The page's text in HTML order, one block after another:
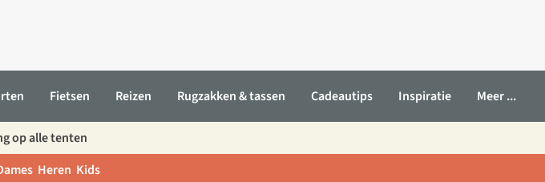
cart
Fietsen Reizen Rugzakken & tassen Cadeautips Inspiratie Meer ...
op alle tenten
Heren Kids